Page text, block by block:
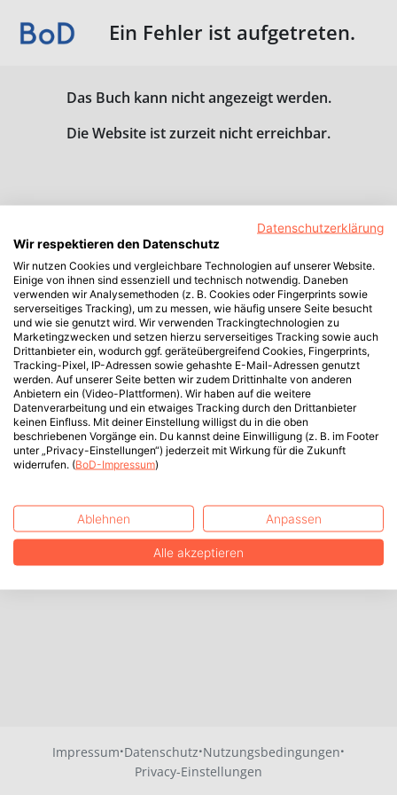
Ein Fehler ist aufgetreten.
Das Buch kann nicht angezeigt werden.
Die Website ist zurzeit nicht erreichbar.
Impressum·Datenschutz·Nutzungsbedingungen·
Privacy-Einstellungen
Datenschutzerklärung
Wir respektieren den Datenschutz
Wir nutzen Cookies und vergleichbare Technologien auf unserer Website.
Einige von ihnen sind essenziell und technisch notwendig. Daneben
verwenden wir Analysemethoden (z. B. Cookies oder Fingerprints sowie
serverseitiges Tracking), um zu messen, wie häufig unsere Seite besucht
und wie sie genutzt wird. Wir verwenden Trackingtechnologien zu
Marketingzwecken und setzen hierzu serverseitiges Tracking sowie auch
Drittanbieter ein, wodurch ggf. geräteübergreifend Cookies, Fingerprints,
Tracking-Pixel, IP-Adressen sowie gehashte E-Mail-Adressen genutzt
werden. Auf unserer Seite betten wir zudem Drittinhalte von anderen
Anbietern ein (Video-Plattformen). Wir haben auf die weitere
Datenverarbeitung und ein etwaiges Tracking durch den Drittanbieter
keinen Einfluss. Mit deiner Einstellung willigst du in die oben
beschriebenen Vorgänge ein. Du kannst deine Einwilligung (z. B. im Footer
unter „Privacy-Einstellungen“) jederzeit mit Wirkung für die Zukunft
widerrufen. (BoD-Impressum)
Ablehnen Anpassen
Alle akzeptieren